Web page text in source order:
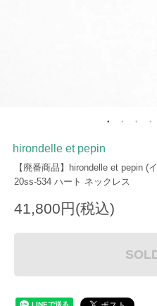
hirondelle et pepin
【廃番商品】hirondelle et pepin (
20ss-534 ハート ネックレス
41,800円(税込)